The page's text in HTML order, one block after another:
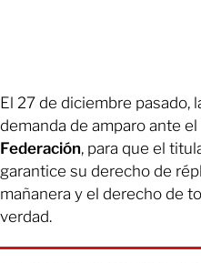
El 27 de diciembre pasado,
demanda de amparo ante el
Federación, para que el
garantice su derecho de
mañanera y el derecho de
verdad.